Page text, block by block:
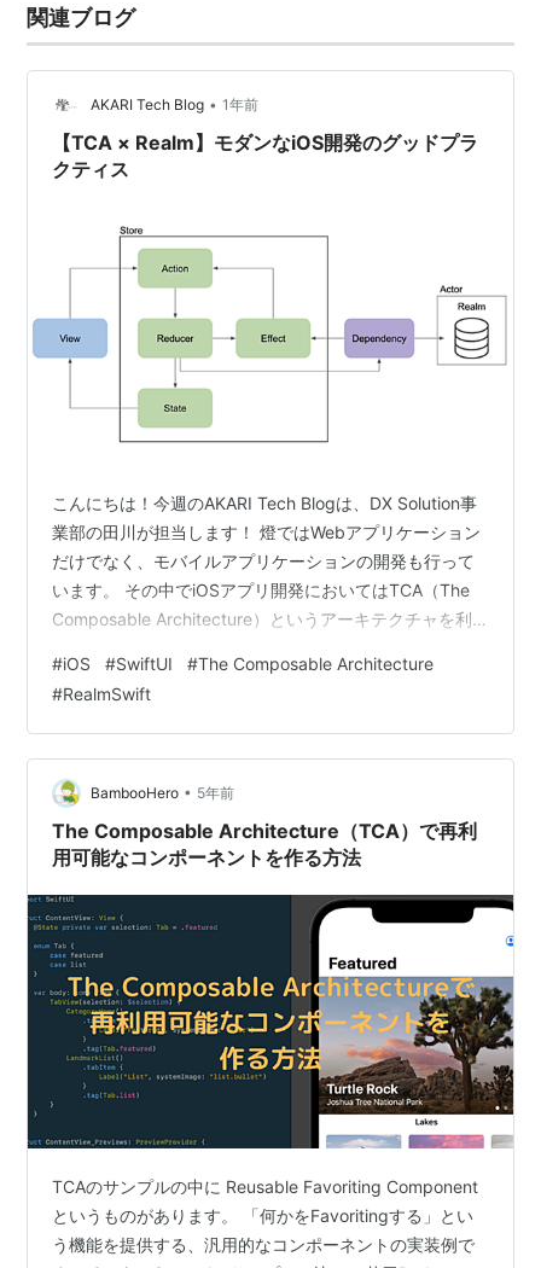
関連ブログ
AKARI Tech Blog • 1年前
【TCA × Realm】モダンなiOS開発のグッドプラ
クティス
こんにちは！今週のAKARI Tech Blogは、DX Solution事
業部の田川が担当します！ 燈ではWebアプリケーション
だけでなく、モバイルアプリケーションの開発も行って
います。 その中でiOSアプリ開発においてはTCA（The
Composable Architecture）というアーキテクチャを利
が容易で高速なRealmを利用することも少なくありませ
ん。 本記事では、TCAとRealmを利用したモダンなiOSア
プリ開発について一例を交えながらご紹介できればと思
います。 TL;DR この記事で学べること TCAとRealmと
は？ …
#iOS #SwiftUI #The Composable Architecture
#RealmSwift
BambooHero • 5年前
The Composable Architecture（TCA）で再利
用可能なコンポーネントを作る方法
TCAのサンプルの中に Reusable Favoriting Component
というものがあります。 「何かをFavoritingする」とい
う機能を提供する、汎用的なコンポーネントの実装例で